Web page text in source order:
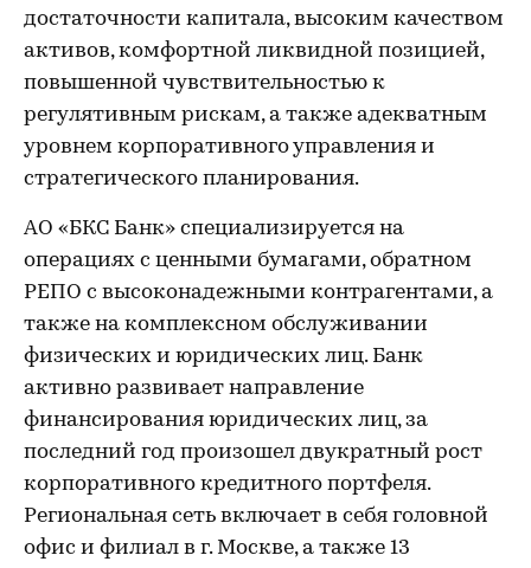
достаточности капитала, высоким качеством
активов, комфортной ликвидной позицией,
повышенной чувствительностью к
регулятивным рискам, а также адекватным
уровнем корпоративного управления и
стратегического планирования.
АО «БКС Банк» специализируется на
операциях с ценными бумагами, обратном
РЕПО с высоконадежными контрагентами, а
также на комплексном обслуживании
физических и юридических лиц. Банк
активно развивает направление
финансирования юридических лиц, за
последний год произошел двукратный рост
корпоративного кредитного портфеля.
Региональная сеть включает в себя головной
офис и филиал в г. Москве, а также 13